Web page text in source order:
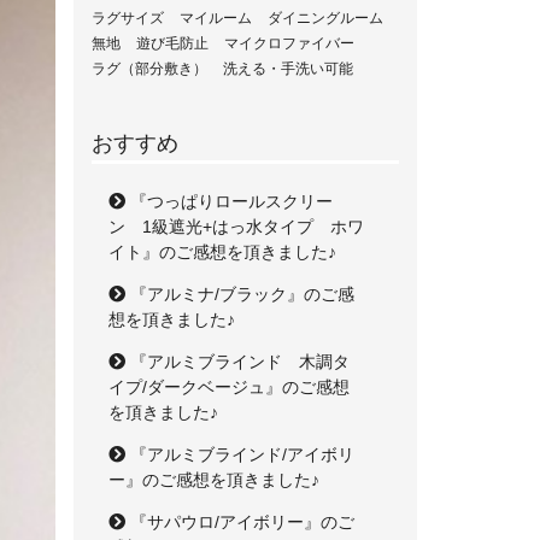
ラグサイズ
マイルーム
ダイニングルーム
無地
遊び毛防止
マイクロファイバー
ラグ（部分敷き）
洗える・手洗い可能
おすすめ
『つっぱりロールスクリー
ン 1級遮光+はっ水タイプ ホワ
イト』のご感想を頂きました♪
『アルミナ/ブラック』のご感
想を頂きました♪
『アルミブラインド 木調タ
イプ/ダークベージュ』のご感想
を頂きました♪
『アルミブラインド/アイボリ
ー』のご感想を頂きました♪
『サパウロ/アイボリー』のご